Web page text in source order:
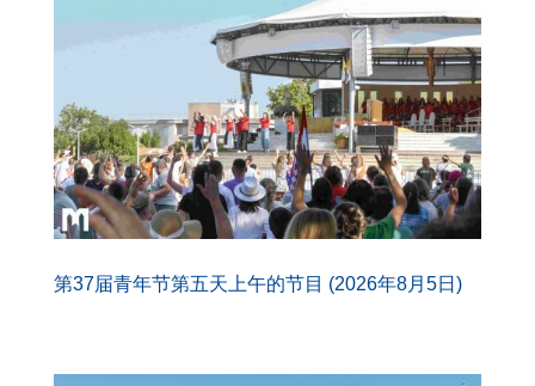
第37届青年节第五天上午的节目 (2026年8月5日)